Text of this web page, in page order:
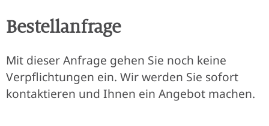
Bestellanfrage
Mit dieser Anfrage gehen Sie noch keine
Verpflichtungen ein. Wir werden Sie sofort
kontaktieren und Ihnen ein Angebot machen.